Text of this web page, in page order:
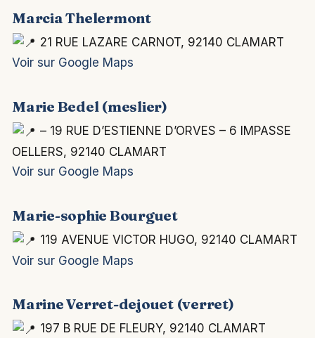
Marcia Thelermont
21 RUE LAZARE CARNOT, 92140 CLAMART
Voir sur Google Maps
Marie Bedel (meslier)
– 19 RUE D’ESTIENNE D’ORVES – 6 IMPASSE
OELLERS, 92140 CLAMART
Voir sur Google Maps
Marie-sophie Bourguet
119 AVENUE VICTOR HUGO, 92140 CLAMART
Voir sur Google Maps
Marine Verret-dejouet (verret)
197 B RUE DE FLEURY, 92140 CLAMART